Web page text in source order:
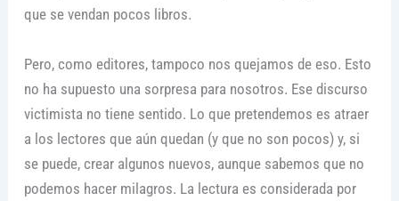
que se vendan pocos libros.
Pero, como editores, tampoco nos quejamos de eso. Esto
no ha supuesto una sorpresa para nosotros. Ese discurso
victimista no tiene sentido. Lo que pretendemos es atraer
a los lectores que aún quedan (y que no son pocos) y, si
se puede, crear algunos nuevos, aunque sabemos que no
podemos hacer milagros. La lectura es considerada por